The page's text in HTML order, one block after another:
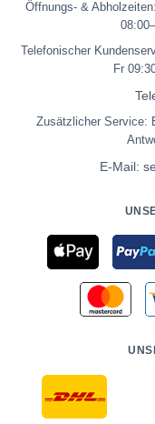
Öffnungs- &
Telefonischer
Fr
Zusätzlicher Service:
E-Mail: